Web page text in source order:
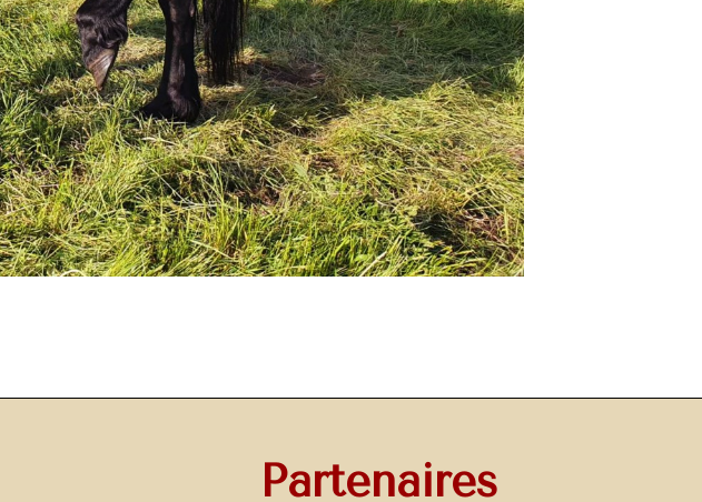
Partenaires